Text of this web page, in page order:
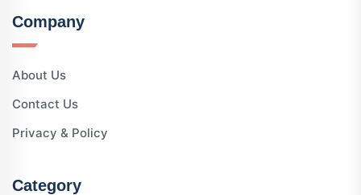
Company
About Us
Contact Us
Privacy & Policy
Category